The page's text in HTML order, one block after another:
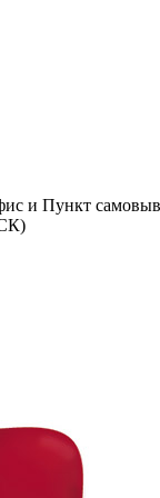
и Пункт